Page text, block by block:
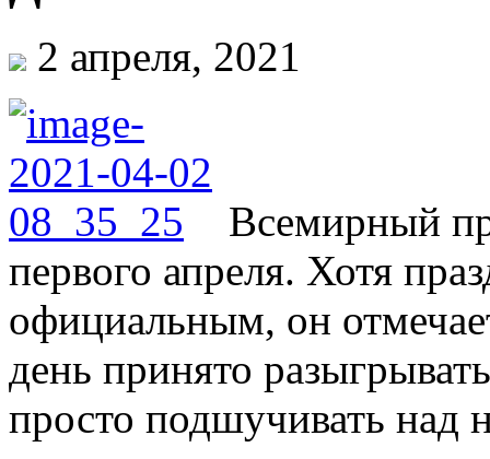
2 апреля, 2021
Всемирный
первого апреля. Хотя
официальным, он
день принято
просто подшучивать над